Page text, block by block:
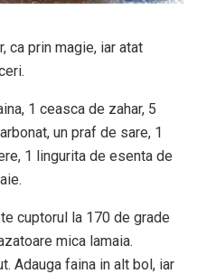
ca prin magie, iar atat
1 ceasca de zahar, 5
un praf de sare, 1
1 lingurita de esenta de
cuptorul la 170 de grade
mica lamaia.
Adauga faina in alt bol, iar